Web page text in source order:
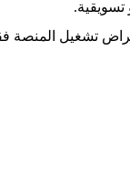
تشغيل المنصة